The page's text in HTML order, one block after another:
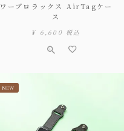
ワープロラックス AirTagケー
ス
¥ 6,600 税込
NEW